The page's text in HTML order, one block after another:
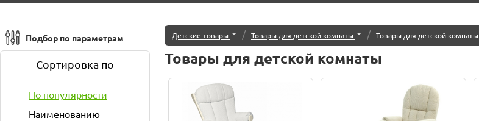
Подбор по параметрам
Сортировка по
По популярности
Наименованию
Детские товары / Товары для детской комнаты / Товары для детской комнаты
Товары для детской комнаты